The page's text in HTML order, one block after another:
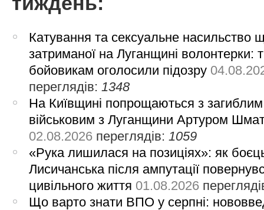
Катування та сексуальне насильство
затриманої на Луганщині волонтерки:
бойовикам оголосили підозру
переглядів: 1348
На Київщині попрощаються з загиблим
військовим з Луганщини Артуром
02.08.2026 переглядів: 1059
«Рука лишилася на позиціях»: як
Лисичанська після ампутації
цивільного життя 01.08.2026
Що варто знати ВПО у серпні: